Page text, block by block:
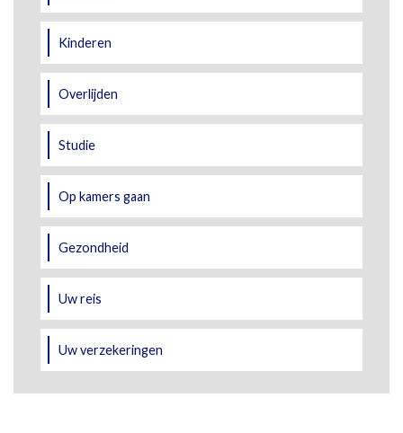
Kinderen
Overlijden
Studie
Op kamers gaan
Gezondheid
Uw reis
Uw verzekeringen